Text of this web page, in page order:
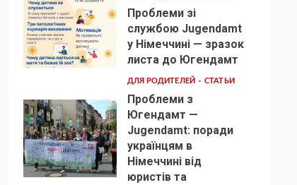
4
Проблеми зі
службою Jugendamt
у Німеччині — зразок
листа до Югендамт
5
ДЛЯ РОДИТЕЛЕЙ СТАТЬИ
Проблеми з
Югендамт —
Jugendamt: поради
українцям в
Німеччині від
юристів та